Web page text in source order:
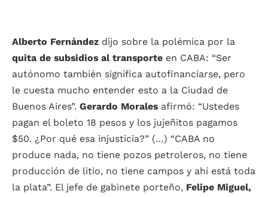
Alberto Fernández dijo sobre la polémica por la
quita de subsidios al transporte en CABA: “Ser
autónomo también significa autofinanciarse, pero
le cuesta mucho entender esto a la Ciudad de
Buenos Aires”. Gerardo Morales afirmó: “Ustedes
pagan el boleto 18 pesos y los jujeñitos pagamos
$50. ¿Por qué esa injusticia?” (…) “CABA no
produce nada, no tiene pozos petroleros, no tiene
producción de litio, no tiene campos y ahí está toda
la plata”. El jefe de gabinete porteño, Felipe Miguel,